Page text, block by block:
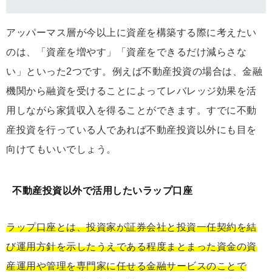
アッパーマス層が今以上に資産を構築する際に考えたい
のは、「資産を増やす」「資産をできるだけ減らさな
い」といった2つです。例えば不動産投資の場合は、金融
機関から融資を受けることによってレバレッジ効果を活
用しながら家賃収入を得ることができます。すでに不動
産投資を行っている人であれば不動産投資以外にも目を
向けてもいいでしょう。
不動産投資以外で活用したいラップ口座
ラップ口座とは、投資家が証券会社と投資一任契約を結
び運用方針を示したうえである程度まとまった資金の資
産運用や管理を専門家に任せる金融サービスのことで